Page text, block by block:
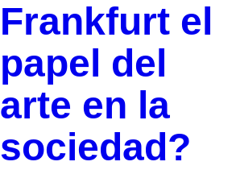
Frankfurt el
papel del
arte en la
sociedad?